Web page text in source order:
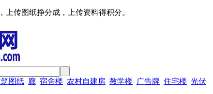
上传图纸挣分成，上传资料得积分。
图纸 廊 宿舍楼 农村自建房 教学楼 广告牌 住宅楼 光伏